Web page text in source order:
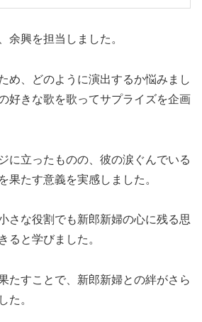
余興を担当しました。
め、どのように演出するか悩みまし
好きな歌を歌ってサプライズを企画
に立ったものの、彼の涙ぐんでいる
果たす意義を実感しました。
さな役割でも新郎新婦の心に残る思
ると学びました。
たすことで、新郎新婦との絆がさら
た。